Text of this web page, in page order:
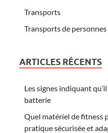
Transports
Transports de personnes
ARTICLES RÉCENTS
Les signes indiquant
batterie
Quel matériel de fitness
pratique sécurisée et